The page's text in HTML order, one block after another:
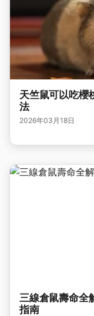
天竺鼠可以吃櫻
法
2026年03月18日
三線倉鼠壽命全
指南